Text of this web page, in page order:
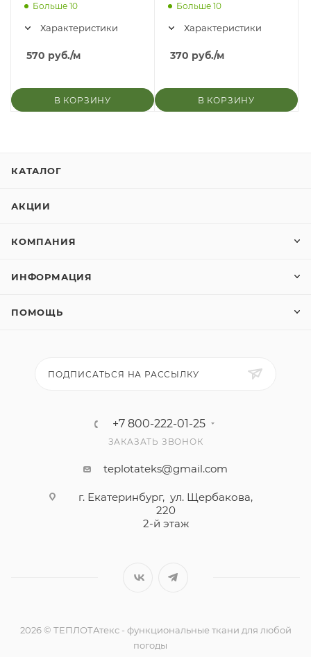
Больше 10
Характеристики
570 руб./м
В КОРЗИНУ
Больше 10
Характеристики
370 руб./м
В КОРЗИНУ
КАТАЛОГ
АКЦИИ
КОМПАНИЯ
ИНФОРМАЦИЯ
ПОМОЩЬ
ПОДПИСАТЬСЯ НА РАССЫЛКУ
+7 800-222-01-25
ЗАКАЗАТЬ ЗВОНОК
teplotateks@gmail.com
г. Екатеринбург, ул. Щербакова,
220
2-й этаж
2026 © ТЕПЛОТАтекс - функциональные ткани для любой
погоды